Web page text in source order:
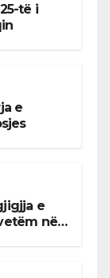
të i
e
e
në